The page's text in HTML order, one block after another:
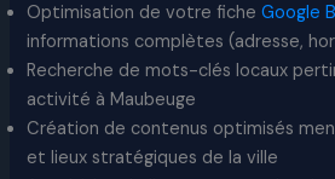
Optimisation de votre ficheGoogle
informations complètes (adresse,
Recherche de mots-clés locaux
activité à Maubeuge
Création de contenus optimisés
et lieux stratégiques de la ville